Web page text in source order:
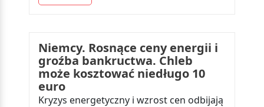
Niemcy. Rosnące ceny energii i
groźba bankructwa. Chleb
może kosztować niedługo 10
euro
Kryzys energetyczny i wzrost cen odbijają